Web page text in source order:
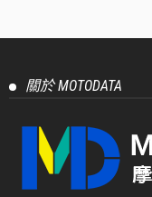
關於 MOTODATA